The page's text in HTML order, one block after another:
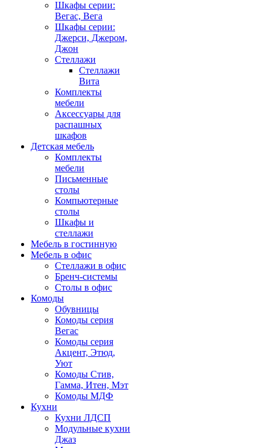
Шкафы серии:
Вегас, Вега
Шкафы серии:
Джерси, Джером,
Джон
Стеллажи
Стеллажи
Вита
Комплекты
мебели
Аксессуары для
распашных
шкафов
Детская мебель
Комплекты
мебели
Письменные
столы
Компьютерные
столы
Шкафы и
стеллажи
Мебель в гостинную
Мебель в офис
Стеллажи в офис
Бренч-системы
Столы в офис
Комоды
Обувницы
Комоды серия
Вегас
Комоды серия
Акцент, Этюд,
Уют
Комоды Стив,
Гамма, Итен, Мэт
Комоды МДФ
Кухни
Кухни ЛДСП
Модульные кухни
Джаз